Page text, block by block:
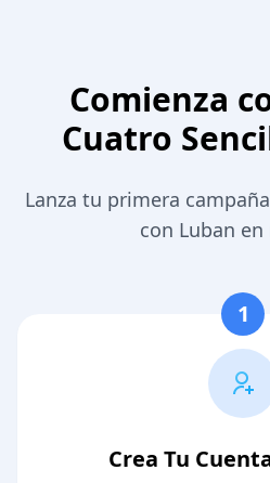
Comienza
Cuatro
Lanza tu primera
con Luban
1
Crea Tu